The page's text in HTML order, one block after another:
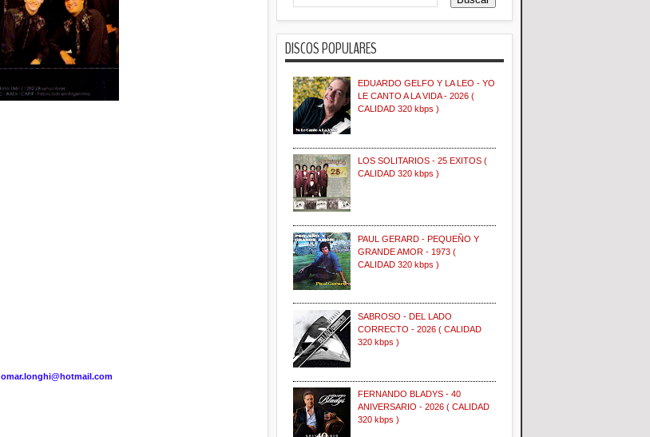
omar.longhi@hotmail.com
DISCOS POPULARES
EDUARDO GELFO Y LA LEO - YO
LE CANTO A LA VIDA - 2026 (
CALIDAD 320 kbps )
LOS SOLITARIOS - 25 EXITOS (
CALIDAD 320 kbps )
PAUL GERARD - PEQUEÑO Y
GRANDE AMOR - 1973 (
CALIDAD 320 kbps )
SABROSO - DEL LADO
CORRECTO - 2026 ( CALIDAD
320 kbps )
FERNANDO BLADYS - 40
ANIVERSARIO - 2026 ( CALIDAD
320 kbps )